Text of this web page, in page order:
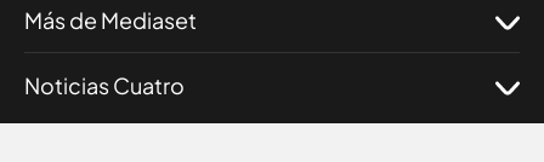
Más de Mediaset
Noticias Cuatro